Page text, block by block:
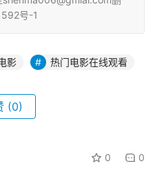
号-1
影 热门电影在线观看
(0)
0 0